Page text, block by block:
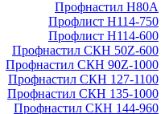
Профнастил Н80А
Профлист Н114-750
Профлист Н114-600
Профнастил СКН 50Z-600
Профнастил СКН 90Z-1000
Профнастил СКН 127-1100
Профнастил СКН 135-1000
Профнастил СКН 144-960